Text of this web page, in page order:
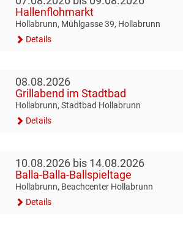
Hallenflohmarkt
Hollabrunn, Mühlgasse 39, Hollabrunn
Details
08.08.2026
Grillabend im Stadtbad
Hollabrunn, Stadtbad Hollabrunn
Details
10.08.2026 bis 14.08.2026
Balla-Balla-Ballspieltage
Hollabrunn, Beachcenter Hollabrunn
Details